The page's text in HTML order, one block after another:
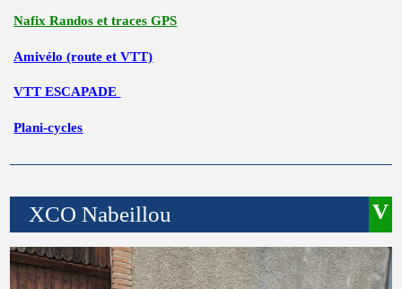
Nafix Randos et traces GPS
Amivélo (route et VTT)
VTT ESCAPADE
Plani-cycles
XCO Nabeillou